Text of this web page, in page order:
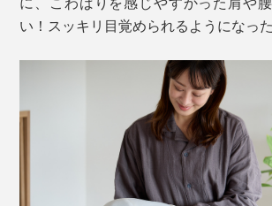
い！スッキリ目覚められるようになった